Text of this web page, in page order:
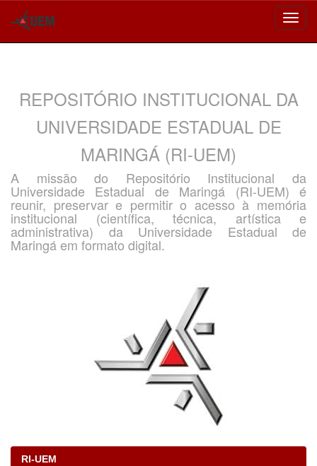
REPOSITÓRIO INSTITUCIONAL DA
UNIVERSIDADE ESTADUAL DE
MARINGÁ (RI-UEM)
A missão do Repositório Institucional da
Universidade Estadual de Maringá (RI-UEM) é
reunir, preservar e permitir o acesso à memória
institucional (científica, técnica, artística e
administrativa) da Universidade Estadual de
Maringá em formato digital.
RI-UEM